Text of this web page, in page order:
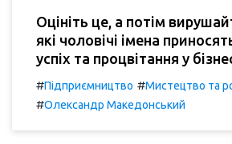
Оцініть це, а потім
які чоловічі імена
успіх та процвітання у
#Підприємництво #Мистецтво та
#Олександр Македонський